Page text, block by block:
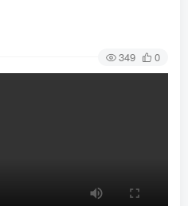
349 0